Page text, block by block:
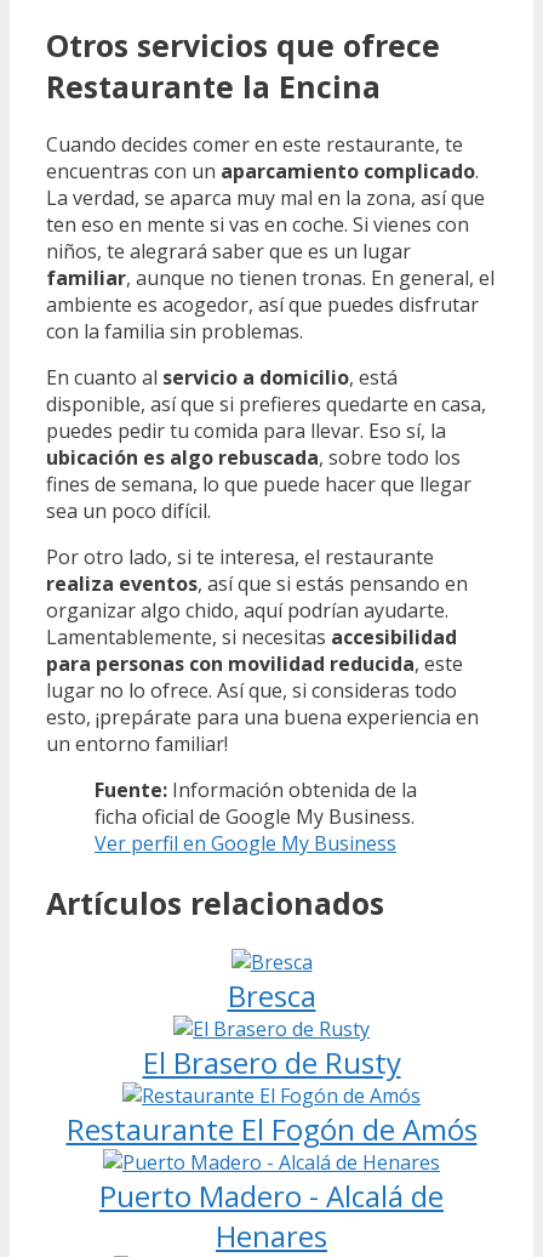
Otros servicios que ofrece
Restaurante la Encina
Cuando decides comer en este restaurante, te
encuentras con un aparcamiento complicado.
La verdad, se aparca muy mal en la zona, así que
ten eso en mente si vas en coche. Si vienes con
niños, te alegrará saber que es un lugar
familiar, aunque no tienen tronas. En general, el
ambiente es acogedor, así que puedes disfrutar
con la familia sin problemas.
En cuanto al servicio a domicilio, está
disponible, así que si prefieres quedarte en casa,
puedes pedir tu comida para llevar. Eso sí, la
ubicación es algo rebuscada, sobre todo los
fines de semana, lo que puede hacer que llegar
sea un poco difícil.
Por otro lado, si te interesa, el restaurante
realiza eventos, así que si estás pensando en
organizar algo chido, aquí podrían ayudarte.
Lamentablemente, si necesitas accesibilidad
para personas con movilidad reducida, este
lugar no lo ofrece. Así que, si consideras todo
esto, ¡prepárate para una buena experiencia en
un entorno familiar!
Fuente: Información obtenida de la
ficha oficial de Google My Business.
Ver perfil en Google My Business
Artículos relacionados
Bresca
El Brasero de Rusty
Restaurante El Fogón de Amós
Puerto Madero - Alcalá de
Henares